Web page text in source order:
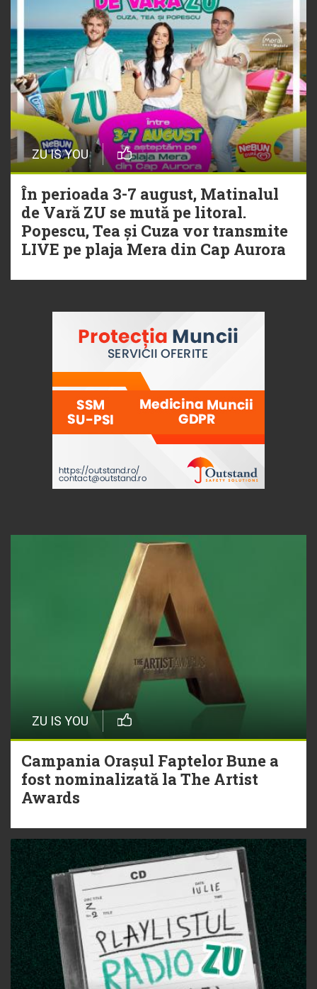
ZU IS YOU
În perioada 3-7 august, Matinalul
de Vară ZU se mută pe litoral.
Popescu, Tea și Cuza vor transmite
LIVE pe plaja Mera din Cap Aurora
ZU IS YOU
Campania Orașul Faptelor Bune a
fost nominalizată la The Artist
Awards